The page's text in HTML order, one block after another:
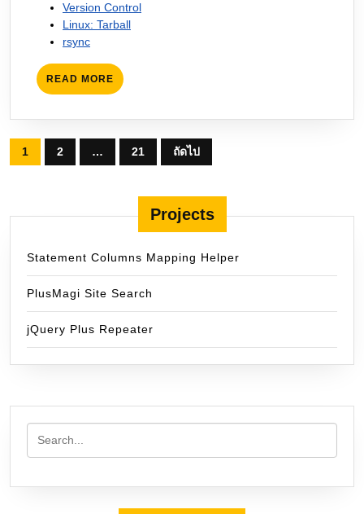
Version Control
Linux: Tarball
rsync
READ MORE READ
MORE
Posts
pagination
1 2 … 21 ถัดไป
Projects
Statement Columns Mapping Helper
PlusMagi Site Search
jQuery Plus Repeater